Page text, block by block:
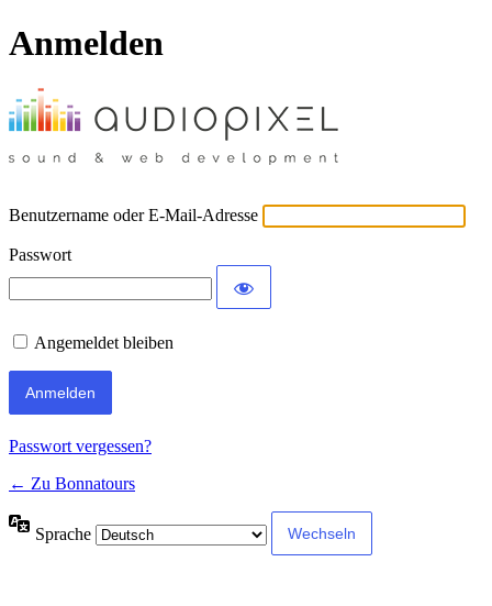
Anmelden
Benutzername oder E-Mail-Adresse
Passwort
Angemeldet bleiben
Passwort vergessen?
← Zu Bonnatours
Sprache